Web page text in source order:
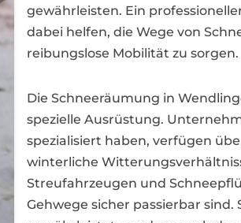
gewährleisten. Ein
dabei helfen, die Wege von
reibungslose Mobilität zu sorgen.
Die Schneeräumung in
spezielle Ausrüstung.
spezialisiert haben, verfügen
winterliche
Streufahrzeugen und
Gehwege sicher passierbar